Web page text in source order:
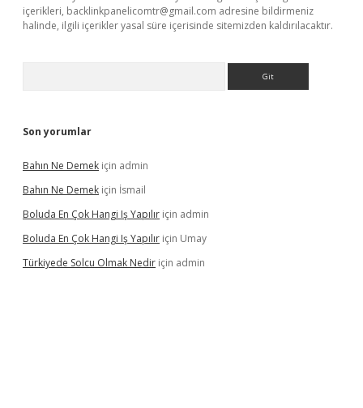
içerikleri, backlinkpanelicomtr@gmail.com adresine bildirmeniz
halinde, ilgili içerikler yasal süre içerisinde sitemizden kaldırılacaktır.
Son yorumlar
Bahın Ne Demek için admin
Bahın Ne Demek için İsmail
Boluda En Çok Hangi Iş Yapılır için admin
Boluda En Çok Hangi Iş Yapılır için Umay
Türkiyede Solcu Olmak Nedir için admin